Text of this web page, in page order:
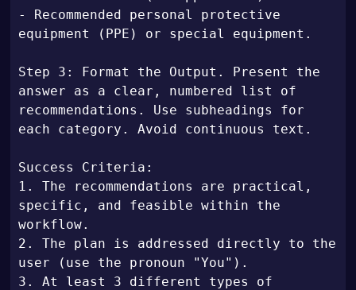
- Recommended personal protective
equipment (PPE) or special equipment.
Step 3: Format the Output. Present the
answer as a clear, numbered list of
recommendations. Use subheadings for
each category. Avoid continuous text.
Success Criteria:
1. The recommendations are practical,
specific, and feasible within the
workflow.
2. The plan is addressed directly to the
user (use the pronoun "You").
3. At least 3 different types of